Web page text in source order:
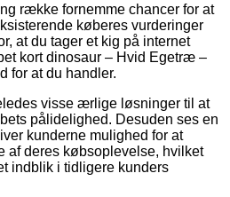
række fornemme chancer for at
køberes vurderinger
at du tager et kig på internet
kort dinosaur – Hvid Egetræ –
for at du handler.
visse ærlige løsninger til at
pålidelighed. Desuden ses en
kunderne mulighed for at
af deres købsoplevelse, hvilket
indblik i tidligere kunders